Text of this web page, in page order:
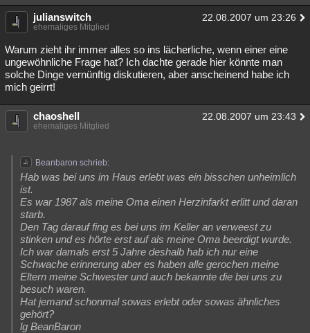
Astronomie Helpdesk Gaming Filme
Übersichten
Besucht
Lesenswert
julianswitch 22.08.2007 um 23:26
ehemaliges Mitglied
Warum zieht ihr immer alles so ins lächerliche, wenn einer eine
ungewöhnliche Frage hat? Ich dachte gerade hier könnte man
solche Dinge vernünftig diskutieren, aber anscheinend habe ich
mich geirrt!
chaoshell 22.08.2007 um 23:43
ehemaliges Mitglied
Beanbaron schrieb:
Hab was bei uns im Haus erlebt was ein bisschen unheimlich
ist.
Es war 1987 als meine Oma einen Herzinfarkt erlitt und daran
starb.
Den Tag darauf fing es bei uns im Keller an verweest zu
stinken und es hörte erst auf als meine Oma beerdigt wurde.
Ich war damals erst 5 Jahre deshalb hab ich nur eine
Schwache erinnerung aber es haben alle gerochen meine
Eltern meine Schwester und auch bekannte die bei uns zu
besuch waren.
Hat jemand schonmal sowas erlebt oder sowas ähnliches
gehört?
lg BeanBaron